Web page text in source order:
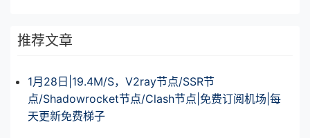
推荐文章
1月28日|19.4M/S，V2ray节点/SSR节
点/Shadowrocket节点/Clash节点|免费订阅机场|每
天更新免费梯子